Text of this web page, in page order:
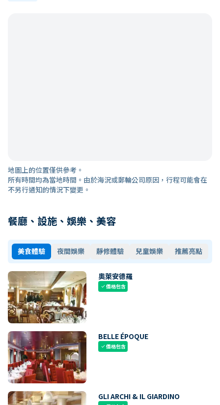
地圖上的位置僅供參考。
所有時間均為當地時間。由於海況或郵輪公司原因，行程可能會在
不另行通知的情況下變更。
餐廳、設施、娛樂、美容
美食體驗 夜間娛樂 靜修體驗 兒童娛樂 推薦亮點
奧萊安德羅
check價格包含
BELLE ÉPOQUE
check價格包含
GLI ARCHI & IL GIARDINO